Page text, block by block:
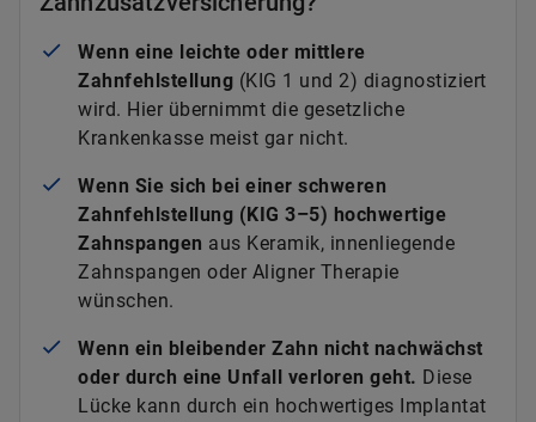
Wenn eine leichte oder mittlere
Zahnfehlstellung (KIG 1 und 2) diagnostiziert
wird. Hier übernimmt die gesetzliche
Krankenkasse meist gar nicht.
Wenn Sie sich bei einer schweren
Zahnfehlstellung (KIG 3–5) hochwertige
Zahnspangen aus Keramik, innenliegende
Zahnspangen oder Aligner Therapie
wünschen.
Wenn ein bleibender Zahn nicht nachwächst
oder durch eine Unfall verloren geht. Diese
Lücke kann durch ein hochwertiges Implantat